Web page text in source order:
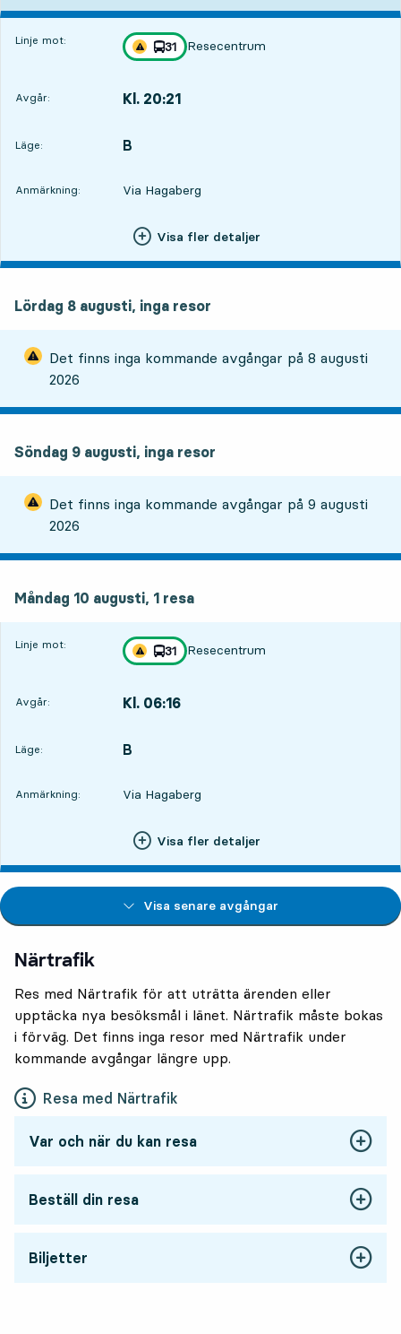
Linje mot:
Trafikstörning på resan finns
linje
31
mot
Resecentrum
,
Avgår: Kl. 20:21
Läge:
LÄGE, B
,
Anmärkning: Via Hagaberg
Visa fler detaljer
Lördag 8 augusti, inga resor
Det finns inga kommande avgångar på8 augusti
2026
Söndag 9 augusti, inga resor
Det finns inga kommande avgångar på9 augusti
2026
Måndag 10 augusti, 1 resa
Linje mot:
Trafikstörning på resan finns
linje
31
mot
Resecentrum
,
Avgår: Kl. 06:16
Läge:
LÄGE, B
,
Anmärkning: Via Hagaberg
Visa fler detaljer
Visa senare avgångar
Närtrafik
Res med Närtrafik för att uträtta ärenden eller
upptäcka nya besöksmål i länet. Närtrafik måste bokas
i förväg. Det finns inga resor med Närtrafik under
kommande avgångar längre upp.
Resa med Närtrafik
Var och när du kan resa
Beställ din resa
Biljetter